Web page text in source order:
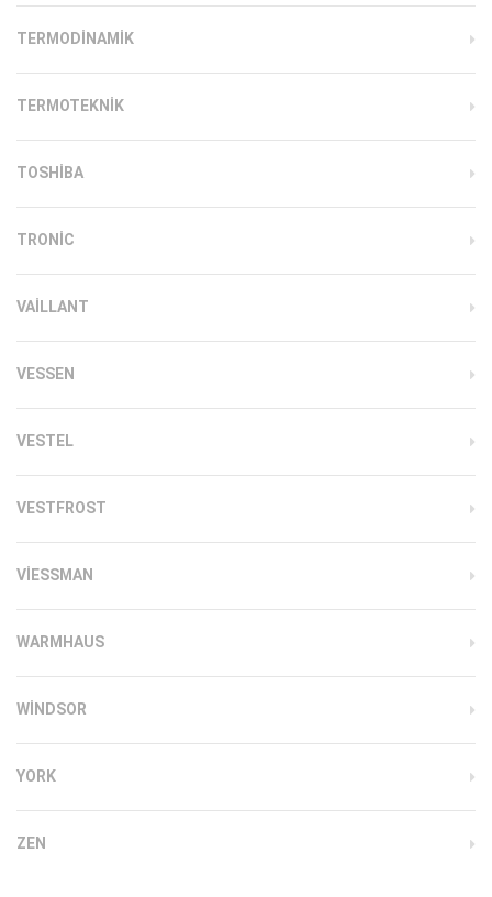
TERMODINAMIK
TERMOTEKNIK
TOSHIBA
TRONIC
VAILLANT
VESSEN
VESTEL
VESTFROST
VIESSMAN
WARMHAUS
WINDSOR
YORK
ZEN